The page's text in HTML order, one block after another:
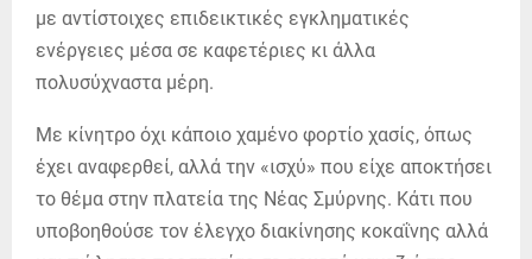
με αντίστοιχες επιδεικτικές εγκληματικές
ενέργειες μέσα σε καφετέριες κι άλλα
πολυσύχναστα μέρη.
Με κίνητρο όχι κάποιο χαμένο φορτίο χασίς, όπως
έχει αναφερθεί, αλλά την «ισχύ» που είχε αποκτήσει
το θέμα στην πλατεία της Νέας Σμύρνης. Κάτι που
υποβοηθούσε τον έλεγχο διακίνησης κοκαΐνης αλλά